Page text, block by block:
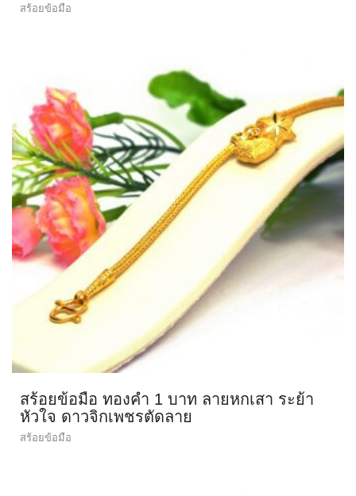
สร้อยข้อมือ
สร้อยข้อมือ ทองคำ 1 บาท ลายหกเสา ระย้า
หัวใจ ดาวจิกเพชรตัดลาย
สร้อยข้อมือ